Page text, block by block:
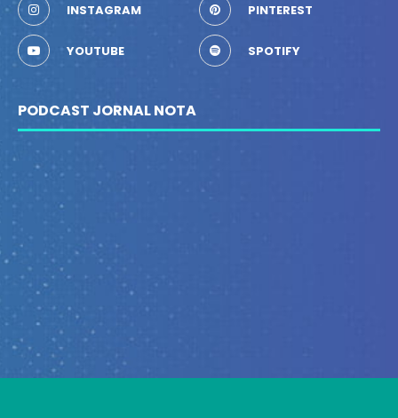
INSTAGRAM PINTEREST
YOUTUBE SPOTIFY
PODCAST JORNAL NOTA